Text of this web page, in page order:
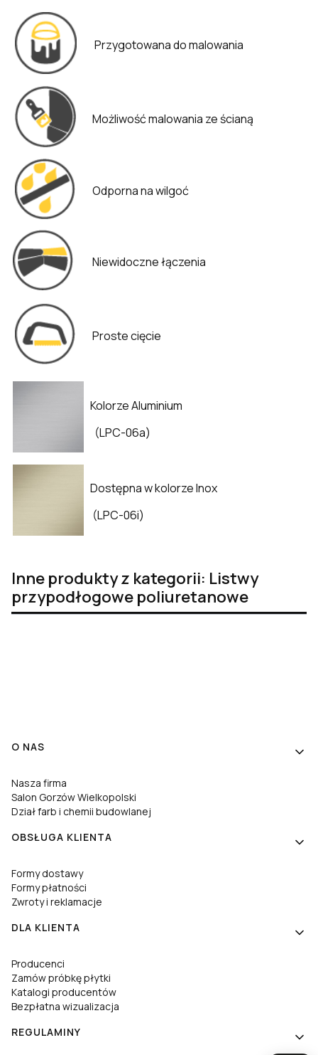
Przygotowana do malowania
Możliwość malowania ze ścianą
Odporna na wilgoć
Niewidoczne łączenia
Proste cięcie
Kolorze Aluminium
(LPC-06a)
Dostępna w kolorze Inox
(LPC-06i)
Inne produkty z kategorii: Listwy
przypodłogowe poliuretanowe
Linki w stopce
O NAS
Nasza firma
Salon Gorzów Wielkopolski
Dział farb i chemii budowlanej
OBSŁUGA KLIENTA
Formy dostawy
Formy płatności
Zwroty i reklamacje
DLA KLIENTA
Producenci
Zamów próbkę płytki
Katalogi producentów
Bezpłatna wizualizacja
REGULAMINY